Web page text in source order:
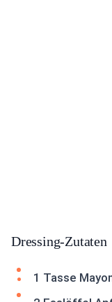
Dressing-Zutaten
1 Tasse